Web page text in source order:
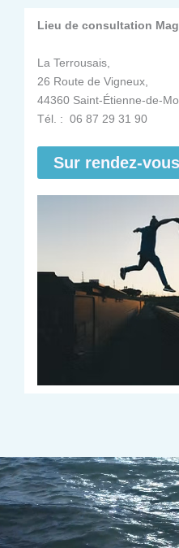
Lieu de consultation
La Terrousais,
26 Route de Vigneux,
44360 Saint-Étienne-de-
Tél. : 06 87 29 31 90
Sur rendez-vous